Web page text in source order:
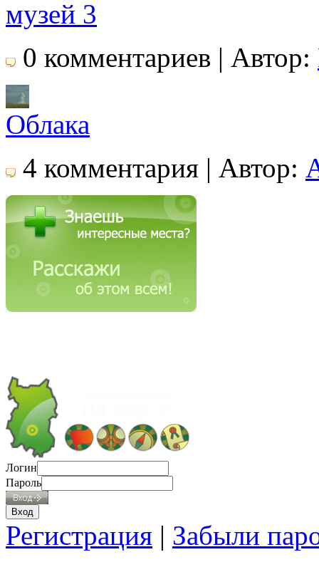
музей 3
0 комментариев | Автор:
Облака
4 комментария | Автор:
Логин
Пароль
Регистрация | Забыли